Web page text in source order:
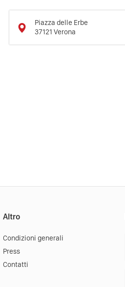
Piazza delle Erbe
37121 Verona
Altro
Condizioni generali
Press
Contatti